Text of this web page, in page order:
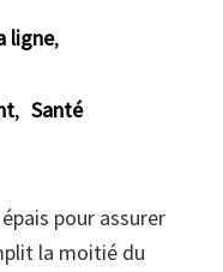
ligne,
, Santé
pour assurer
la moitié du